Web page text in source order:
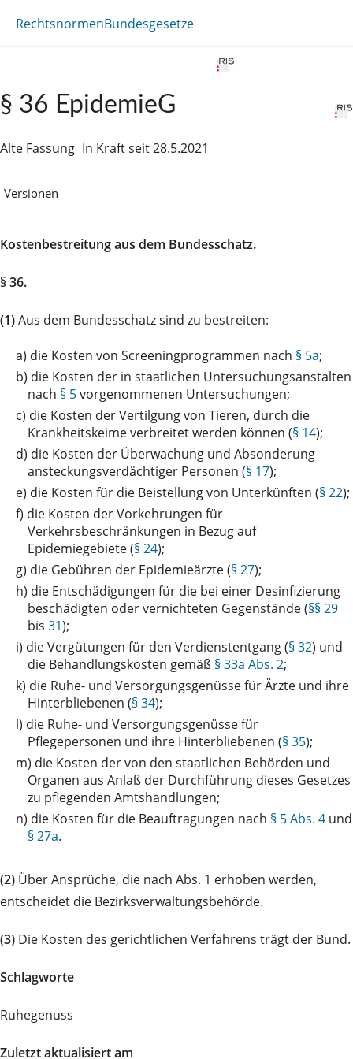
RechtsnormenBundesgesetze
§ 36 EpidemieG
Alte Fassung In Kraft seit 28.5.2021
Versionen
Kostenbestreitung aus dem Bundesschatz.
§ 36.
(1)Aus dem Bundesschatz sind zu bestreiten:
a) die Kosten von Screeningprogrammen nach § 5a;
b) die Kosten der in staatlichen Untersuchungsanstalten
nach § 5vorgenommenen Untersuchungen;
c) die Kosten der Vertilgung von Tieren, durch die
Krankheitskeime verbreitet werden können (§ 14);
d) die Kosten der Überwachung und Absonderung
ansteckungsverdächtiger Personen (§ 17);
e) die Kosten für die Beistellung von Unterkünften (§ 22);
f) die Kosten der Vorkehrungen für
Verkehrsbeschränkungen in Bezug auf
Epidemiegebiete (§ 24);
g) die Gebühren der Epidemieärzte (§ 27);
h) die Entschädigungen für die bei einer Desinfizierung
beschädigten oder vernichteten Gegenstände (§§ 29
bis 31);
i) die Vergütungen für den Verdienstentgang (§ 32) und
die Behandlungskosten gemäß § 33a Abs. 2;
k) die Ruhe- und Versorgungsgenüsse für Ärzte und ihre
Hinterbliebenen (§ 34);
l) die Ruhe- und Versorgungsgenüsse für
Pflegepersonen und ihre Hinterbliebenen (§ 35);
m) die Kosten der von den staatlichen Behörden und
Organen aus Anlaß der Durchführung dieses Gesetzes
zu pflegenden Amtshandlungen;
n) die Kosten für die Beauftragungen nach § 5 Abs. 4 und
§ 27a.
(2) Über Ansprüche, die nach Abs. 1 erhoben werden,
entscheidet die Bezirksverwaltungsbehörde.
(3) Die Kosten des gerichtlichen Verfahrens trägt der Bund.
Schlagworte
Ruhegenuss
Zuletzt aktualisiert am